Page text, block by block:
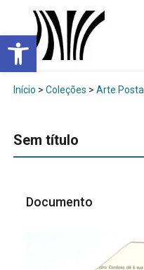
Abrir a barra
Início > Coleções > Arte Postal
Sem título
Documento